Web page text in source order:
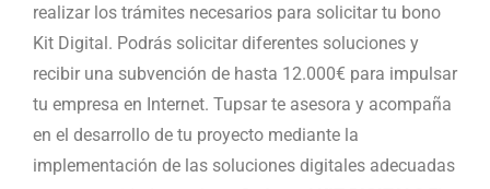
realizar los trámites necesarios para solicitar tu bono
Kit Digital. Podrás solicitar diferentes soluciones y
recibir una subvención de hasta 12.000€ para impulsar
tu empresa en Internet. Tupsar te asesora y acompaña
en el desarrollo de tu proyecto mediante la
implementación de las soluciones digitales adecuadas